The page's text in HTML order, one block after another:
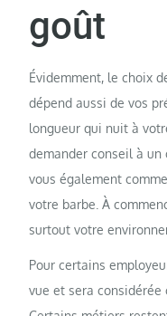
goût
Évidemment, le choix
dépend aussi de vos
longueur qui nuit à
demander conseil à un
vous également
votre barbe. À
surtout votre
Pour certains
vue et sera considérée